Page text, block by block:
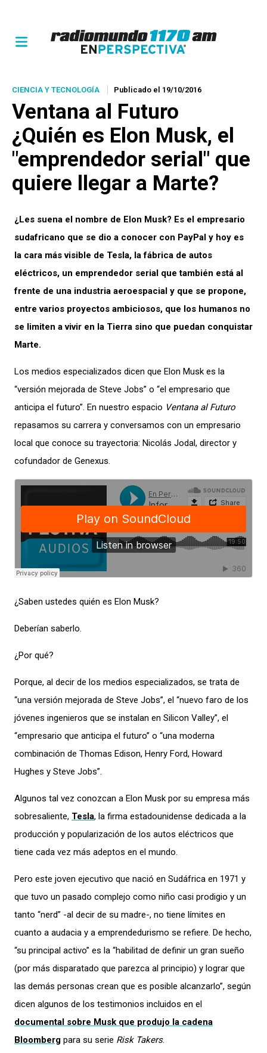
CIENCIA Y TECNOLOGÍA Publicado el 19/10/2016
Ventana al Futuro
¿Quién es Elon Musk, el
"emprendedor serial" que
quiere llegar a Marte?
¿Les suena el nombre de Elon Musk? Es el empresario
sudafricano que se dio a conocer con PayPal y hoy es
la cara más visible de Tesla, la fábrica de autos
eléctricos, un emprendedor serial que también está al
frente de una industria aeroespacial y que se propone,
entre varios proyectos ambiciosos, que los humanos no
se limiten a vivir en la Tierra sino que puedan conquistar
Marte.
Los medios especializados dicen que Elon Musk es la
“versión mejorada de Steve Jobs” o “el empresario que
anticipa el futuro”. En nuestro espacio Ventana al Futuro
repasamos su carrera y conversamos con un empresario
local que conoce su trayectoria: Nicolás Jodal, director y
cofundador de Genexus.
¿Saben ustedes quién es Elon Musk?
Deberían saberlo.
¿Por qué?
Porque, al decir de los medios especializados, se trata de
“una versión mejorada de Steve Jobs”, el “nuevo faro de los
jóvenes ingenieros que se instalan en Silicon Valley”, el
“empresario que anticipa el futuro” o “una moderna
combinación de Thomas Edison, Henry Ford, Howard
Hughes y Steve Jobs”.
Algunos tal vez conozcan a Elon Musk por su empresa más
sobresaliente, Tesla, la firma estadounidense dedicada a la
producción y popularización de los autos eléctricos que
tiene cada vez más adeptos en el mundo.
Pero este joven ejecutivo que nació en Sudáfrica en 1971 y
que tuvo un pasado complejo como niño casi prodigio y un
tanto “nerd” -al decir de su madre-, no tiene límites en
cuanto a audacia y a emprendedurismo se refiere. De hecho,
“su principal activo” es la “habilitad de definir un gran sueño
(por más disparatado que parezca al principio) y lograr que
las demás personas crean que es posible alcanzarlo”, según
dicen algunos de los testimonios incluidos en el
documental sobre Musk que produjo la cadena
Bloomberg para su serie Risk Takers.